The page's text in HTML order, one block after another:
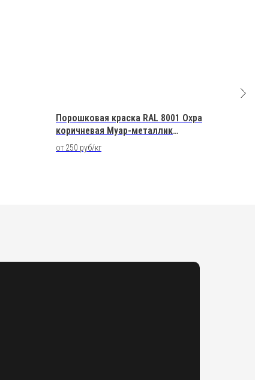
Порошковая краска RAL 8001 Охра
коричневая Муар-металлик
Полиэфирная
от 250 руб/кг